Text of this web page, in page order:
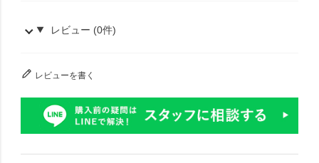
レビュー (0件)
レビューを書く